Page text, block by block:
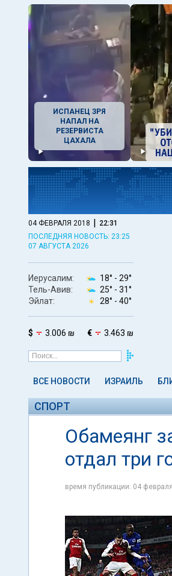
ИСПАНЕЦ ЗРЯ
НАПАЛ НА
РЕЗЕРВИСТА
ЦАХАЛА
04 ФЕВРАЛЯ 2018 | 22:31
ПОСЛЕДНЯЯ НОВОСТЬ: 23:25
07 АВГУСТА 2026
Иерусалим: 18° - 29°
Тель-Авив:
25° - 31°
Эйлат:
28° - 40°
$ 3.006 ₪ € 3.463 ₪
ВСЕ НОВОСТИ ИЗРАИЛЬ
СПОРТ
Обамеянг
отдал три
время публикации: 04